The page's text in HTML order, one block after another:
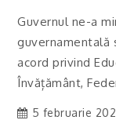
Guvernul ne-a
guvernamentală
acord privind
Învățământ,
5 februarie